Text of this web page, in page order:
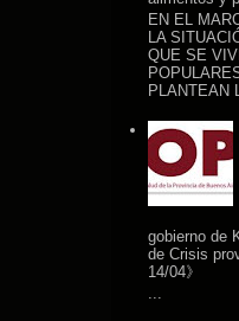
EN EL
LA
QUE SE
PLANTEAN
gobierno de
de Crisis
14/04》